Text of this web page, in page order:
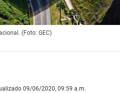
(Foto: GEC)
09/06/2020, 09:59 a.m.